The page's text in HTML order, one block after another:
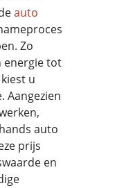
auto
Zo
energie tot
u
Aangezien
auto
prijs
en